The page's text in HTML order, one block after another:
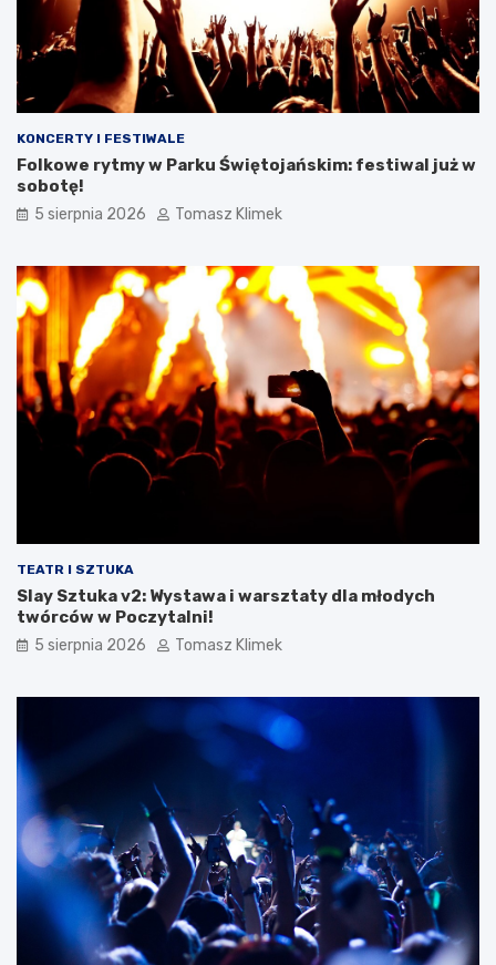
KONCERTY I FESTIWALE
Folkowe rytmy w Parku Świętojańskim: festiwal już w
sobotę!
5 sierpnia 2026 Tomasz Klimek
TEATR I SZTUKA
Slay Sztuka v2: Wystawa i warsztaty dla młodych
twórców w Poczytalni!
5 sierpnia 2026 Tomasz Klimek